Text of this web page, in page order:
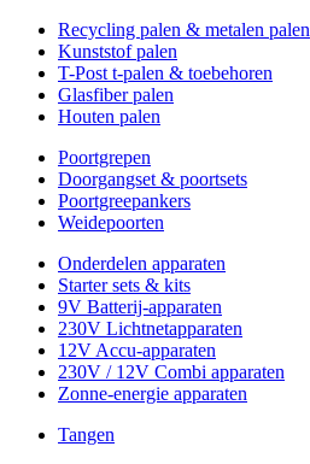
Recycling palen & metalen palen
Kunststof palen
T-Post t-palen & toebehoren
Glasfiber palen
Houten palen
Poortgrepen
Doorgangset & poortsets
Poortgreepankers
Weidepoorten
Onderdelen apparaten
Starter sets & kits
9V Batterij-apparaten
230V Lichtnetapparaten
12V Accu-apparaten
230V / 12V Combi apparaten
Zonne-energie apparaten
Tangen